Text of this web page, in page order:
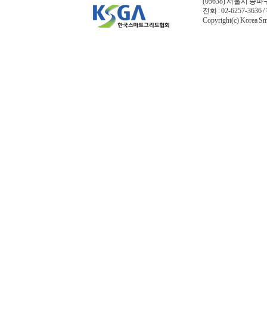
전화 : 02-6257-3636
Copyright(c) Korea